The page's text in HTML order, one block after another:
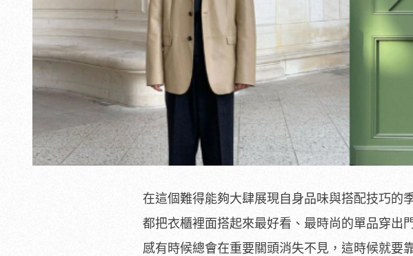
在這個難得能夠大肆展現自身品味與搭配技巧的
都把衣櫃裡面搭起來最好看、最時尚的單品穿出
感有時候總會在重要關頭消失不見，這時候就要